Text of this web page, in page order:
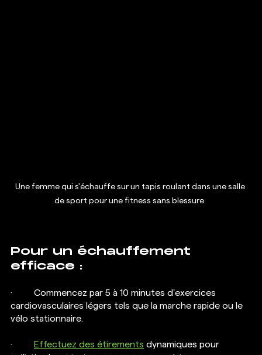
Une femme qui s'échauffe sur un tapis roulant dans une salle
de sport pour une fitness sans blessure.
Pour un échauffement
efficace :
·  	Commencez par 5 à 10 minutes d'exercices
cardiovasculaires légers tels que la marche rapide ou le
vélo stationnaire.
Effectuez des étirements dynamiques pour